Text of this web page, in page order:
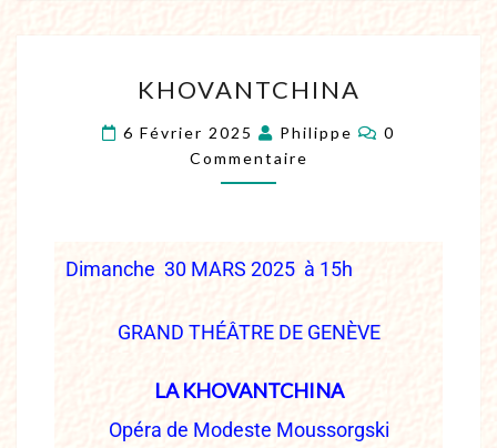
KHOVANTCHINA
6 Février 2025 Philippe
0
Commentaire
Dimanche 30 MARS 2025 à 15h
GRAND THÉÂTRE DE GENÈVE
LA KHOVANTCHINA
Opéra de Modeste Moussorgski